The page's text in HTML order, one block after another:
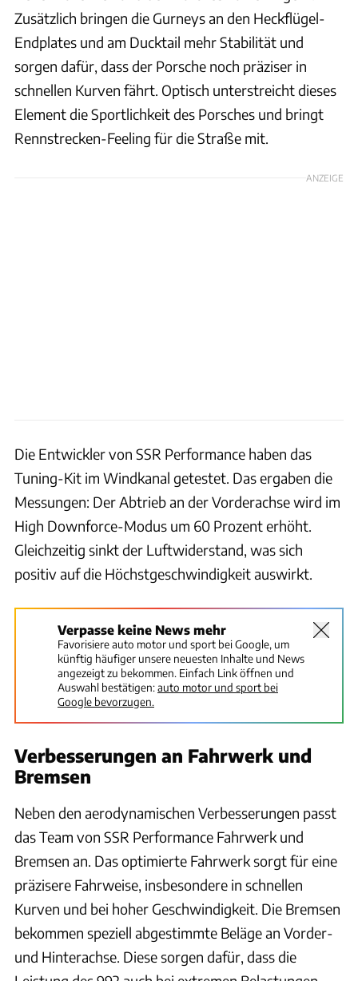
Zusätzlich bringen die Gurneys an den Heckflügel-
Endplates und am Ducktail mehr Stabilität und
sorgen dafür, dass der Porsche noch präziser in
schnellen Kurven fährt. Optisch unterstreicht dieses
Element die Sportlichkeit des Porsches und bringt
Rennstrecken-Feeling für die Straße mit.
ANZEIGE
Die Entwickler von SSR Performance haben das
Tuning-Kit im Windkanal getestet. Das ergaben die
Messungen: Der Abtrieb an der Vorderachse wird im
High Downforce-Modus um 60 Prozent erhöht.
Gleichzeitig sinkt der Luftwiderstand, was sich
positiv auf die Höchstgeschwindigkeit auswirkt.
Verpasse keine News mehr
Favorisiere auto motor und sport bei Google, um
künftig häufiger unsere neuesten Inhalte und News
angezeigt zu bekommen. Einfach Link öffnen und
Auswahl bestätigen:auto motor und sport bei
Google bevorzugen.
Verbesserungen an Fahrwerk und
Bremsen
Neben den aerodynamischen Verbesserungen passt
das Team von SSR Performance Fahrwerk und
Bremsen an. Das optimierte Fahrwerk sorgt für eine
präzisere Fahrweise, insbesondere in schnellen
Kurven und bei hoher Geschwindigkeit. Die Bremsen
bekommen speziell abgestimmte Beläge an Vorder-
und Hinterachse. Diese sorgen dafür, dass die